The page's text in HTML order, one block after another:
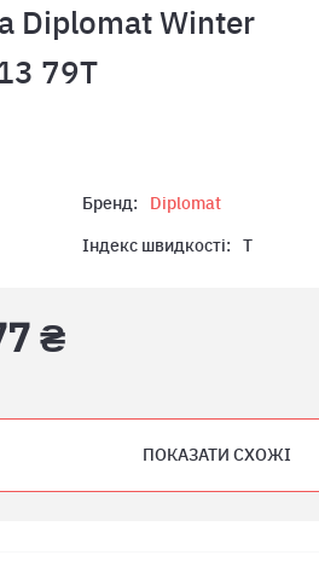
Diplomat Winter
79T
Бренд: Diplomat
Індекс швидкості: T
₴
ПОКАЗАТИ СХОЖІ